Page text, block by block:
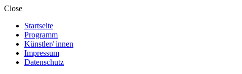
Close
Startseite
Programm
Künstler/ innen
Impressum
Datenschutz